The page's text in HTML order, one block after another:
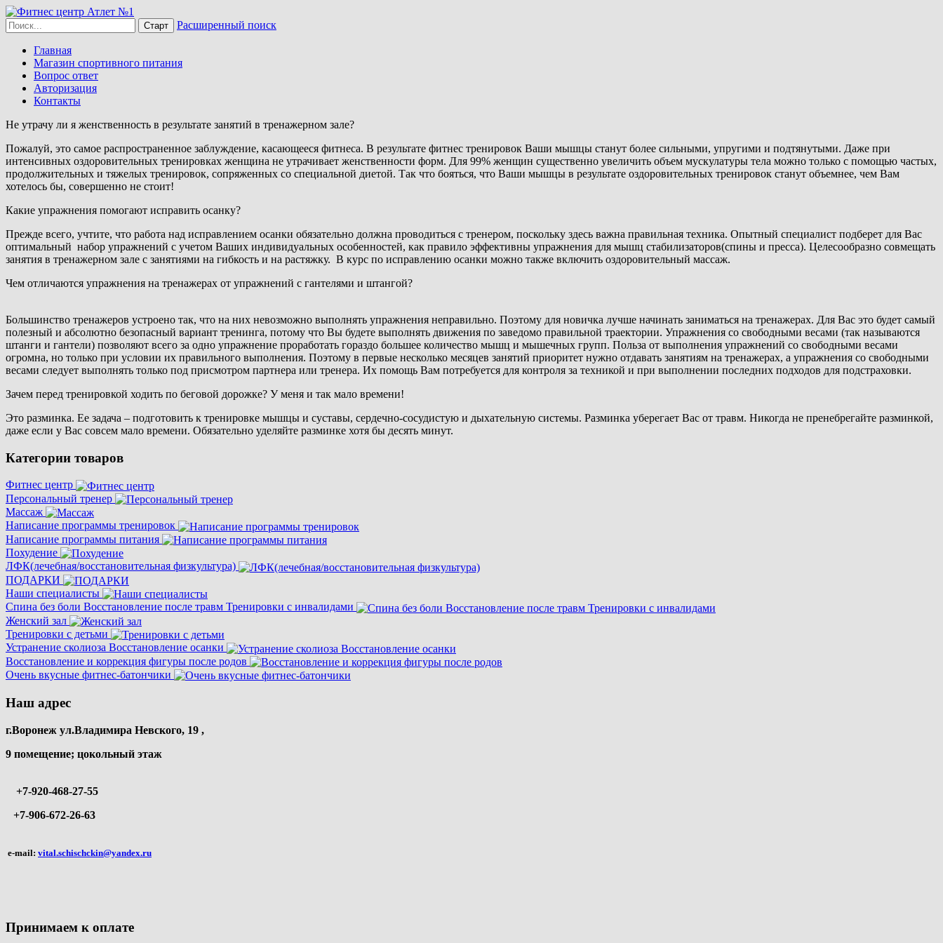
Расширенный поиск
Главная
Магазин спортивного питания
Вопрос ответ
Авторизация
Контакты
Не утрачу ли я женственность в результате занятий в тренажерном зале?
Пожалуй, это самое распространенное заблуждение, касающееся фитнеса. В результате фитнес тренировок Ваши мышцы станут более сильными, упругими и подтянутыми. Даже при
интенсивных оздоровительных тренировках женщина не утрачивает женственности форм. Для 99% женщин существенно увеличить объем мускулатуры тела можно только с помощью частых,
продолжительных и тяжелых тренировок, сопряженных со специальной диетой. Так что бояться, что Ваши мышцы в результате оздоровительных тренировок станут объемнее, чем Вам
хотелось бы, совершенно не стоит!
Какие упражнения помогают исправить осанку?
Прежде всего, учтите, что работа над исправлением осанки обязательно должна проводиться с тренером, поскольку здесь важна правильная техника. Опытный специалист подберет для Вас
оптимальный набор упражнений с учетом Ваших индивидуальных особенностей, как правило эффективны упражнения для мышц стабилизаторов(спины и пресса). Целесообразно совмещать
занятия в тренажерном зале с занятиями на гибкость и на растяжку. В курс по исправлению осанки можно также включить оздоровительный массаж.
Чем отличаются упражнения на тренажерах от упражнений с гантелями и штангой?
Большинство тренажеров устроено так, что на них невозможно выполнять упражнения неправильно. Поэтому для новичка лучше начинать заниматься на тренажерах. Для Вас это будет самый
полезный и абсолютно безопасный вариант тренинга, потому что Вы будете выполнять движения по заведомо правильной траектории. Упражнения со свободными весами (так называются
штанги и гантели) позволяют всего за одно упражнение проработать гораздо большее количество мышц и мышечных групп. Польза от выполнения упражнений со свободными весами
огромна, но только при условии их правильного выполнения. Поэтому в первые несколько месяцев занятий приоритет нужно отдавать занятиям на тренажерах, а упражнения со свободными
весами следует выполнять только под присмотром партнера или тренера. Их помощь Вам потребуется для контроля за техникой и при выполнении последних подходов для подстраховки.
Зачем перед тренировкой ходить по беговой дорожке? У меня и так мало времени!
Это разминка. Ее задача – подготовить к тренировке мышцы и суставы, сердечно-сосудистую и дыхательную системы. Разминка уберегает Вас от травм. Никогда не пренебрегайте разминкой,
даже если у Вас совсем мало времени. Обязательно уделяйте разминке хотя бы десять минут.
Категории товаров
Фитнес центр
Персональный тренер
Массаж
Написание программы тренировок
Написание программы питания
Похудение
ЛФК(лечебная/восстановительная физкультура)
ПОДАРКИ
Наши специалисты
Спина без боли Восстановление после травм Тренировки с инвалидами
Женский зал
Тренировки с детьми
Устранение сколиоза Восстановление осанки
Восстановление и коррекция фигуры после родов
Очень вкусные фитнес-батончики
Наш адрес
г.Воронеж ул.Владимира Невского, 19 ,
9 помещение; цокольный этаж
+7-920-468-27-55
+7-906-672-26-63
e-mail: vital.schischckin@yandex.ru
Принимаем к оплате